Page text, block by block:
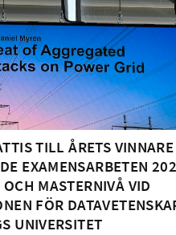
TILL ÅRETS
EXAMENSARBETEN
MASTERNIVÅ VID
FÖR
UNIVERSITET